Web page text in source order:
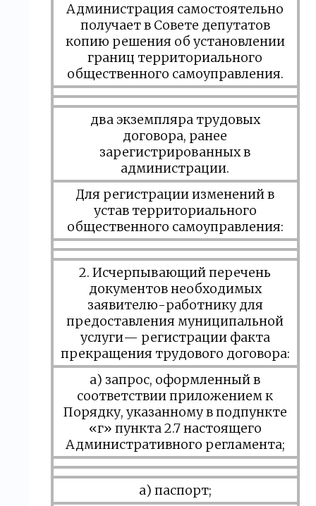
Администрация самостоятельно
получает в Совете депутатов
копию решения об установлении
границ территориального
общественного самоуправления.
два экземпляра трудовых
договора, ранее
зарегистрированных в
администрации.
Для регистрации изменений в
устав территориального
общественного самоуправления:
2. Исчерпывающий перечень
документов необходимых
заявителю-работнику для
предоставления муниципальной
услуги— регистрации факта
прекращения трудового договора:
а) запрос, оформленный в
соответствии приложением к
Порядку, указанному в подпункте
«г» пункта 2.7 настоящего
Административного регламента;
а) паспорт;